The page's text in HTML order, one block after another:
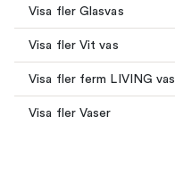
Visa fler Glasvas
Visa fler Vit vas
Visa fler ferm LIVING vas
Visa fler Vaser